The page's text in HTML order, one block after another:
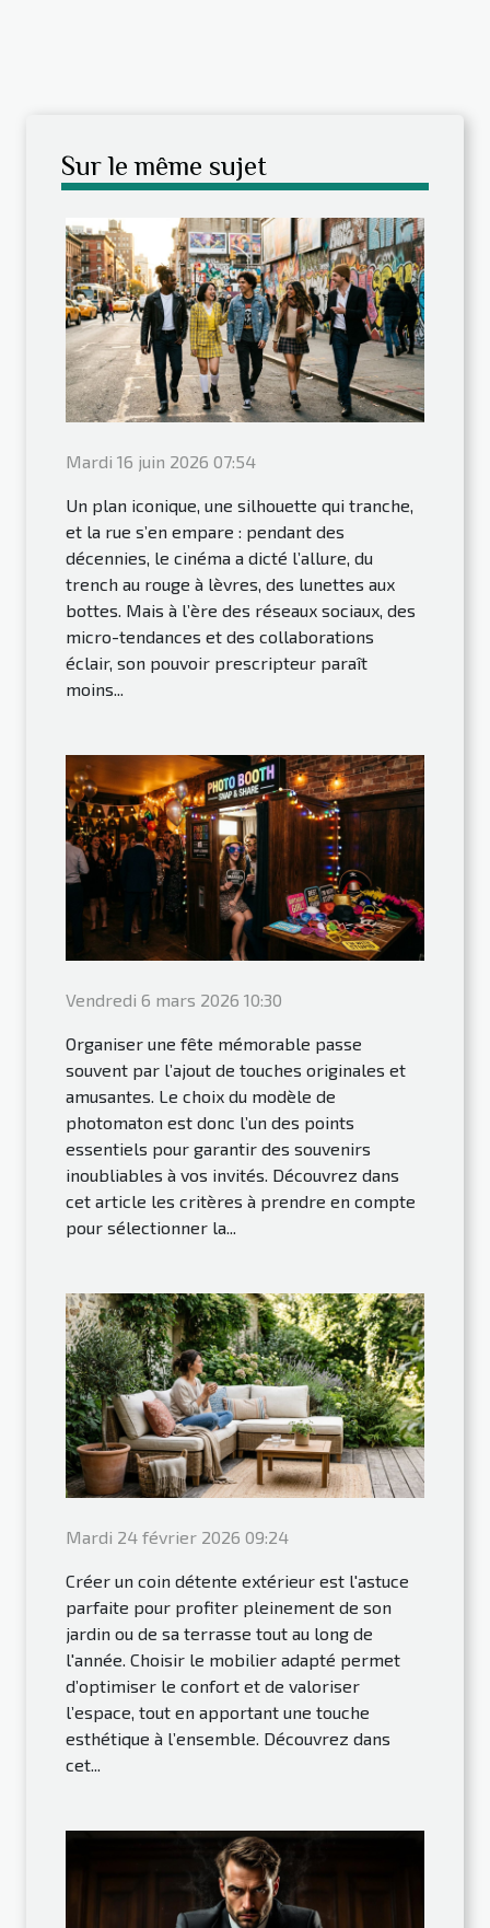
Sur le même sujet
Mardi 16 juin 2026 07:54
Un plan iconique, une silhouette qui tranche,
et la rue s’en empare : pendant des
décennies, le cinéma a dicté l’allure, du
trench au rouge à lèvres, des lunettes aux
bottes. Mais à l’ère des réseaux sociaux, des
micro-tendances et des collaborations
éclair, son pouvoir prescripteur paraît
moins...
Vendredi 6 mars 2026 10:30
Organiser une fête mémorable passe
souvent par l’ajout de touches originales et
amusantes. Le choix du modèle de
photomaton est donc l’un des points
essentiels pour garantir des souvenirs
inoubliables à vos invités. Découvrez dans
cet article les critères à prendre en compte
pour sélectionner la...
Mardi 24 février 2026 09:24
Créer un coin détente extérieur est l'astuce
parfaite pour profiter pleinement de son
jardin ou de sa terrasse tout au long de
l'année. Choisir le mobilier adapté permet
d’optimiser le confort et de valoriser
l’espace, tout en apportant une touche
esthétique à l’ensemble. Découvrez dans
cet...